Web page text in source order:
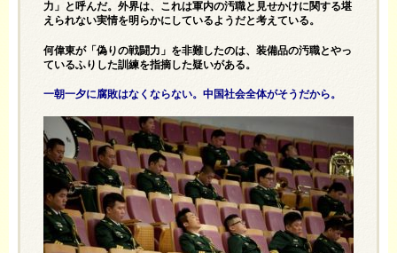
力」と呼んだ。外界は、これは軍内の汚職と見せかけに関する堪
えられない実情を明らかにしているようだと考えている。
何偉東が「偽りの戦闘力」を非難したのは、装備品の汚職とやっ
ているふりした訓練を指摘した疑いがある。
一朝一夕に腐敗はなくならない。中国社会全体がそうだから。